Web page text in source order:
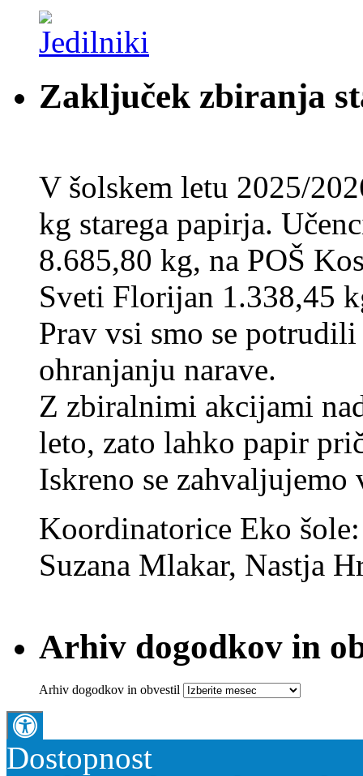
Zaključek zbiranja
V šolskem letu 2025/
kg starega papirja.
8.685,80 kg, na POŠ
Sveti Florijan 1.338,45
Prav vsi smo se
ohranjanju narave.
Z zbiralnimi akcijami
leto, zato lahko papir
Iskreno se zahvaljujemo
Koordinatorice Eko
Suzana Mlakar, Nastja
Arhiv dogodkov in
Arhiv dogodkov in obvestil
Dostopnost